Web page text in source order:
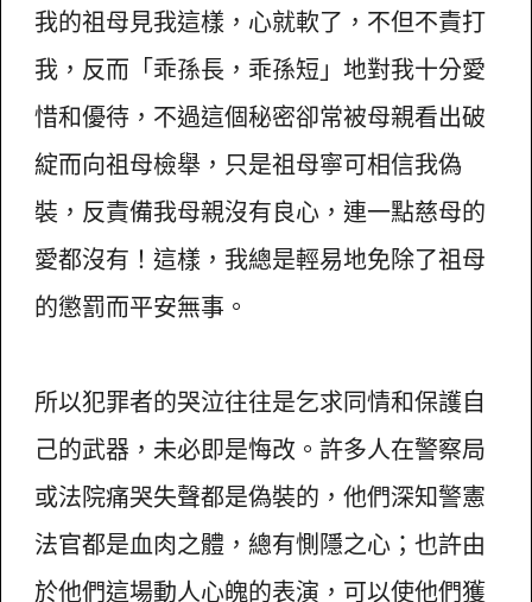
我的祖母見我這樣，心就軟了，不但不責打
我，反而「乖孫長，乖孫短」地對我十分愛
惜和優待，不過這個秘密卻常被母親看出破
綻而向祖母檢舉，只是祖母寧可相信我偽
裝，反責備我母親沒有良心，連一點慈母的
愛都沒有！這樣，我總是輕易地免除了祖母
的懲罰而平安無事。
所以犯罪者的哭泣往往是乞求同情和保護自
己的武器，未必即是悔改。許多人在警察局
或法院痛哭失聲都是偽裝的，他們深知警憲
法官都是血肉之體，總有惻隱之心；也許由
於他們這場動人心魄的表演，可以使他們獲